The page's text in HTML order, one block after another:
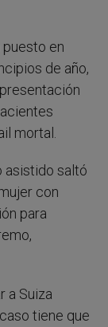
en
de año,
mortal.
asistido saltó
con
para
a Suiza
tiene que